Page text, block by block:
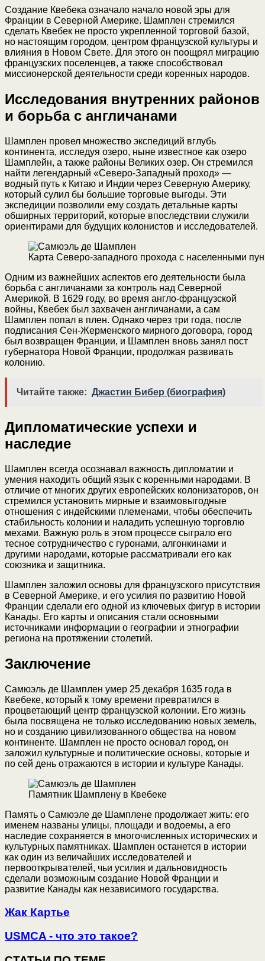
Создание Квебека означало начало новой эры для
Франции в Северной Америке. Шамплен стремился
сделать Квебек не просто укрепленной торговой базой,
но настоящим городом, центром французской культуры и
влияния в Новом Свете. Для этого он поощрял миграцию
французских поселенцев, а также способствовал
миссионерской деятельности среди коренных народов.
Исследования внутренних районов
и борьба с англичанами
Шамплен провел множество экспедиций вглубь
континента, исследуя озеро, ныне известное как озеро
Шамплейн, а также районы Великих озер. Он стремился
найти легендарный «Северо-Западный проход» —
водный путь к Китаю и Индии через Северную Америку,
который сулил бы большие торговые выгоды. Эти
экспедиции позволили ему создать детальные карты
обширных территорий, которые впоследствии служили
ориентирами для будущих колонистов и исследователей.
Карта Северо-западного прохода с населенными
Одним из важнейших аспектов его деятельности была
борьба с англичанами за контроль над Северной
Америкой. В 1629 году, во время англо-французской
войны, Квебек был захвачен англичанами, а сам
Шамплен попал в плен. Однако через три года, после
подписания Сен-Жерменского мирного договора, город
был возвращен Франции, и Шамплен вновь занял пост
губернатора Новой Франции, продолжая развивать
колонию.
Читайте также: Джастин Бибер (биография)
Дипломатические успехи и
наследие
Шамплен всегда осознавал важность дипломатии и
умения находить общий язык с коренными народами. В
отличие от многих других европейских колонизаторов, он
стремился установить мирные и взаимовыгодные
отношения с индейскими племенами, чтобы обеспечить
стабильность колонии и наладить успешную торговлю
мехами. Важную роль в этом процессе сыграло его
тесное сотрудничество с гуронами, алгонкинами и
другими народами, которые рассматривали его как
союзника и защитника.
Шамплен заложил основы для французского присутствия
в Северной Америке, и его усилия по развитию Новой
Франции сделали его одной из ключевых фигур в истории
Канады. Его карты и описания стали основными
источниками информации о географии и этнографии
региона на протяжении столетий.
Заключение
Самюэль де Шамплен умер 25 декабря 1635 года в
Квебеке, который к тому времени превратился в
процветающий центр французской колонии. Его жизнь
была посвящена не только исследованию новых земель,
но и созданию цивилизованного общества на новом
континенте. Шамплен не просто основал город, он
заложил культурные и политические основы, которые и
по сей день отражаются в истории и культуре Канады.
Памятник Шамплену в Квебеке
Память о Самюэле де Шамплене продолжает жить: его
именем названы улицы, площади и водоемы, а его
наследие сохраняется в многочисленных исторических и
культурных памятниках. Шамплен останется в истории
как один из величайших исследователей и
первооткрывателей, чьи усилия и дальновидность
сделали возможным создание Новой Франции и
развитие Канады как независимого государства.
Жак Картье
USMCA - что это такое?